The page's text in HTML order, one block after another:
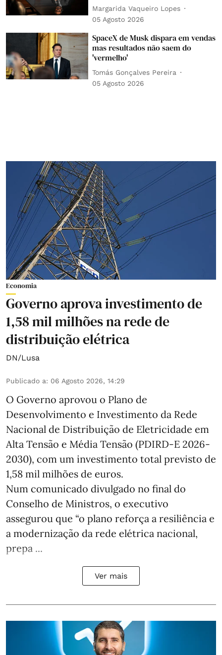
Margarida Vaqueiro Lopes
05 Agosto 2026
SpaceX de Musk dispara em vendas
mas resultados não saem do
'vermelho'
Tomás Gonçalves Pereira
05 Agosto 2026
Economia
Governo aprova investimento de
1,58 mil milhões na rede de
distribuição elétrica
DN/Lusa
Publicado a: 06 Agosto 2026, 14:29
O Governo aprovou o Plano de
Desenvolvimento e Investimento da Rede
Nacional de Distribuição de Eletricidade em
Alta Tensão e Média Tensão (PDIRD-E 2026-
2030), com um investimento total previsto de
1,58 mil milhões de euros.
Num comunicado divulgado no final do
Conselho de Ministros, o executivo
assegurou que “o plano reforça a resiliência e
a modernização da rede elétrica nacional,
prepa ...
Ver mais